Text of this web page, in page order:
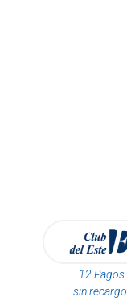
12 Pagos
sin recargo.